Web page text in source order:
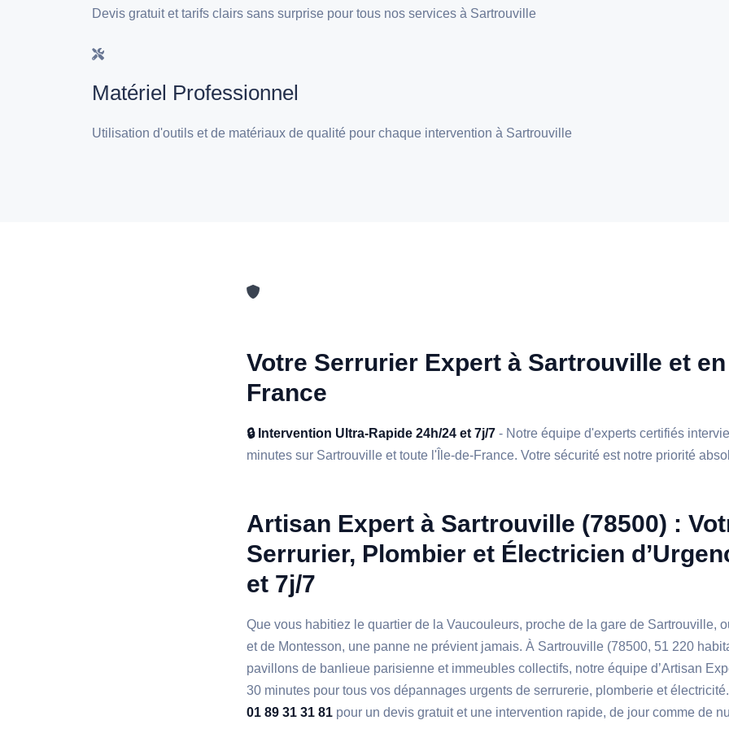
Devis gratuit et tarifs clairs sans surprise pour tous nos services à Sartrouville
Matériel Professionnel
Utilisation d'outils et de matériaux de qualité pour chaque intervention à Sartrouville
Votre Serrurier Expert à Sartrouville et en
France
🔒 Intervention Ultra-Rapide 24h/24 et 7j/7 - Notre équipe d'experts certifiés
minutes sur Sartrouville et toute l'Île-de-France. Votre sécurité est notre priorité
Artisan Expert à Sartrouville (78500) :
Serrurier, Plombier et Électricien
et 7j/7
Que vous habitiez le quartier de la Vaucouleurs, proche de la gare de Sartrouville,
et de Montesson, une panne ne prévient jamais. À Sartrouville (78500, 51 220
pavillons de banlieue parisienne et immeubles collectifs, notre équipe d’Artisan
30 minutes pour tous vos dépannages urgents de serrurerie, plomberie et
01 89 31 31 81 pour un devis gratuit et une intervention rapide, de jour comme de